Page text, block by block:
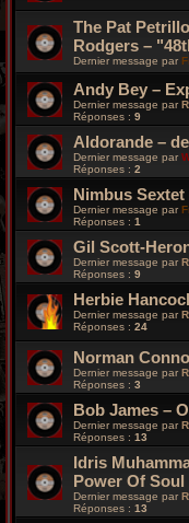
The Pat
Rodgers –
Dernier message par
Andy Bey –
Dernier message par
Réponses : 9
Aldorande –
Dernier message par
Réponses : 2
Nimbus
Dernier message par
Réponses : 1
Gil Scott-
Dernier message par
Réponses : 9
Herbie
Dernier message par
Réponses : 24
Norman
Dernier message par
Réponses : 3
Bob James –
Dernier message par
Réponses : 13
Idris
Power Of Soul
Dernier message par
Réponses : 13